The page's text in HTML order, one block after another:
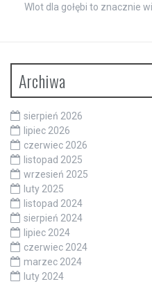
Wlot dla gołębi to znacznie
Archiwa
sierpień 2026
lipiec 2026
czerwiec 2026
listopad 2025
wrzesień 2025
luty 2025
listopad 2024
sierpień 2024
lipiec 2024
czerwiec 2024
marzec 2024
luty 2024